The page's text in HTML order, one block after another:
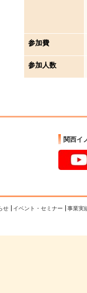
参加費
参加人数
関西イ
せ イベント・セミナー 事業実